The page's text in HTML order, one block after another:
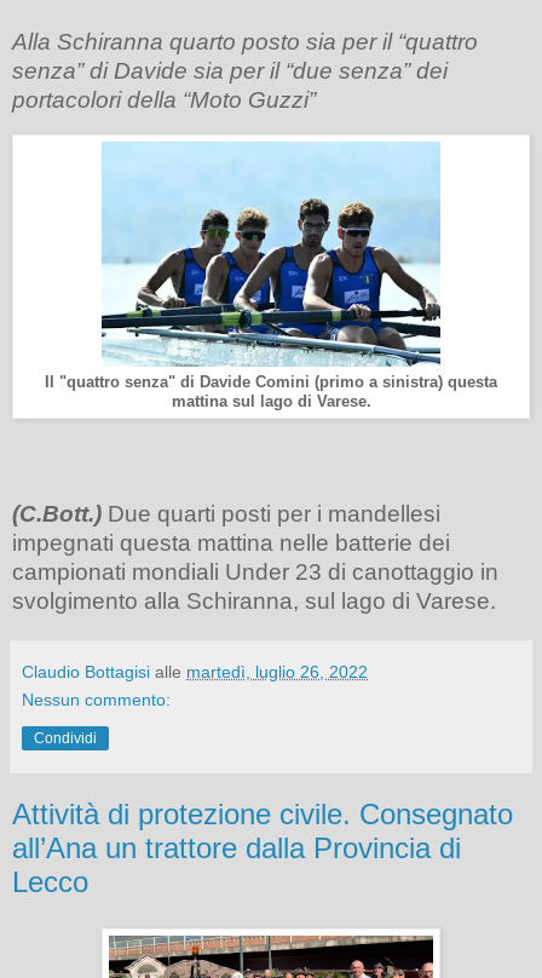
Alla Schiranna quarto posto sia per il “quattro
senza” di Davide sia per il “due senza” dei
portacolori della “Moto Guzzi”
Il "quattro senza" di Davide Comini (primo a sinistra) questa
mattina sul lago di Varese.
(C.Bott.) Due quarti posti per i mandellesi
impegnati questa mattina nelle batterie dei
campionati mondiali Under 23 di canottaggio in
svolgimento alla Schiranna, sul lago di Varese.
Claudio Bottagisi alle martedì, luglio 26, 2022
Nessun commento:
Condividi
Attività di protezione civile. Consegnato
all’Ana un trattore dalla Provincia di
Lecco